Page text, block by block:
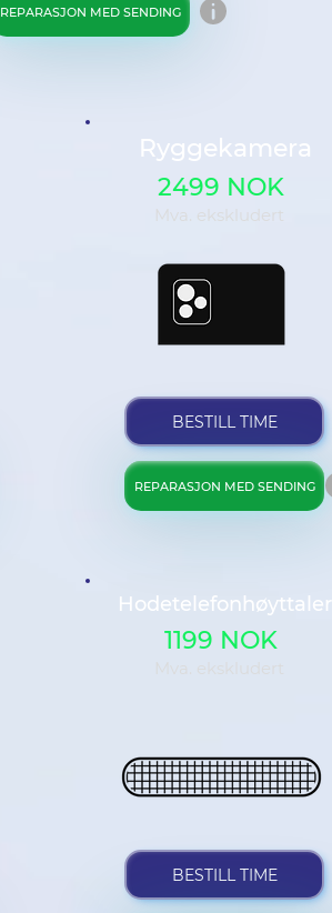
REPARASJON MED SENDING
Ryggekamera
2499 NOK
Mva. ekskludert
BESTILL TIME
REPARASJON MED SENDING
Hodetelefonhøyttaler
1199 NOK
BESTILL TIME